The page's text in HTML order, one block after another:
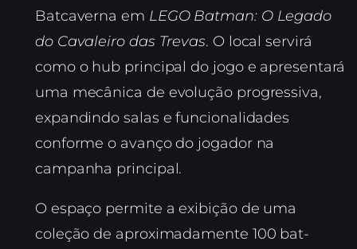
Batcaverna em LEGO Batman: O Legado
do Cavaleiro das Trevas. O local servirá
como o hub principal do jogo e apresentará
uma mecânica de evolução progressiva,
expandindo salas e funcionalidades
conforme o avanço do jogador na
campanha principal.
O espaço permite a exibição de uma
coleção de aproximadamente 100 bat-